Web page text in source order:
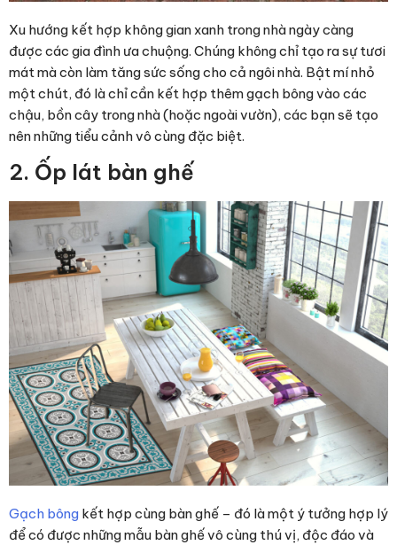
Xu hướng kết hợp không gian xanh trong nhà ngày càng
được các gia đình ưa chuộng. Chúng không chỉ tạo ra sự tươi
mát mà còn làm tăng sức sống cho cả ngôi nhà. Bật mí nhỏ
một chút, đó là chỉ cần kết hợp thêm gạch bông vào các
chậu, bồn cây trong nhà (hoặc ngoài vườn), các bạn sẽ tạo
nên những tiểu cảnh vô cùng đặc biệt.
2. Ốp lát bàn ghế
Gạch bông kết hợp cùng bàn ghế – đó là một ý tưởng hợp lý
để có được những mẫu bàn ghế vô cùng thú vị, độc đáo và